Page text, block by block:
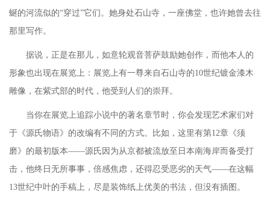
蜒的河流似的“穿过”它们。她身处石山寺，一座佛堂，也许她曾去往
那里写作。
据说，正是在那儿，如意轮观音菩萨鼓励她创作，而他本人的
形象也出现在展览上：展览上有一尊来自石山寺的10世纪镀金漆木
雕像，在紫式部的时代，他受到人们的崇拜。
当你在展览上追踪小说中的著名章节时，你会发现艺术家们对
于《源氏物语》的改编有不同的方式。比如，这里有第12章《须
磨》的最初版本——源氏因为从京都被流放至日本南海岸而备受打
击，他终日无所事事，倍感焦虑，还得忍受恶劣的天气——在这幅
13世纪中叶的手稿上，尽是装饰纸上优美的书法，但没有插图。